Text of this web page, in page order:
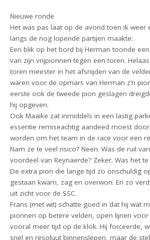
Nieuwe ronde
Het was pas laat op de avond toen ik weer
langs de nog lopende partijen maakte:
Een blik op het bord bij Herman toonde
van zijn vrijpionnen tegen een toren.
toren meester in het afsnijden van de
waren voor de opmars van Herman z’n
eerste ook de tweede pion geslagen
hij opgeven.
Ook Maaike zat inmiddels in een lastig
essentie remiseachtig aandeed moest
worden om het team in de race voor een
Nam ze te veel risico? Neen. Was de ruil
voordeel van Reynaerde? Zeker. Was het
De extra pion die lange tijd zo onschuldig
gestaan kwam, zag en overwon. En zo
uit zicht voor de SSC.
Frans (met wit) schatte goed in dat hij wat
pionnen op betere velden, open lijnen
vooral meer tijd op de klok. Hij forceerde,
snel en resoluut binnenslepen, maar de